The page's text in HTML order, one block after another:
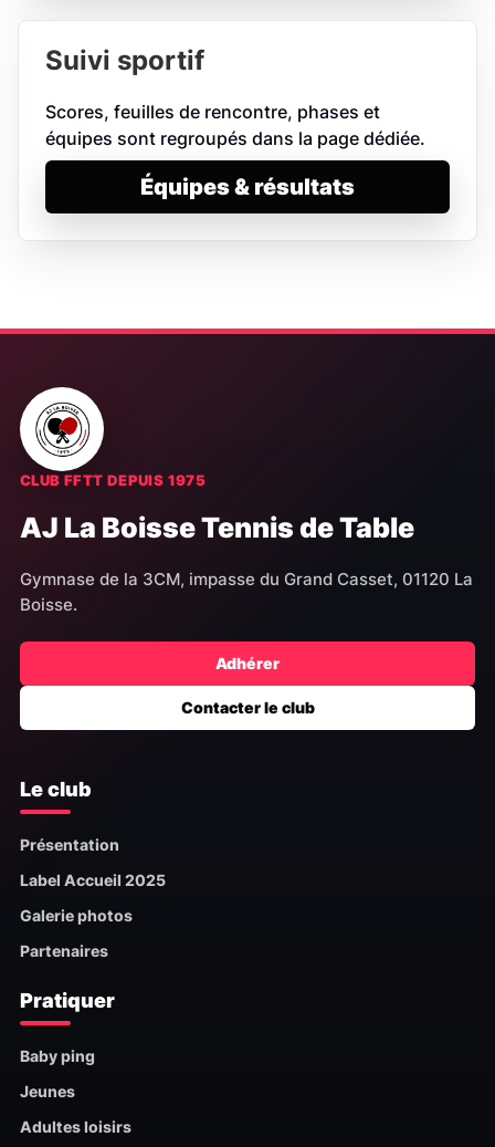
Suivi sportif
Scores, feuilles de rencontre, phases et
équipes sont regroupés dans la page dédiée.
Équipes & résultats
CLUB FFTT DEPUIS 1975
AJ La Boisse Tennis de Table
Gymnase de la 3CM, impasse du Grand Casset, 01120 La
Boisse.
Adhérer
Contacter le club
Le club
Présentation
Label Accueil 2025
Galerie photos
Partenaires
Pratiquer
Baby ping
Jeunes
Adultes loisirs